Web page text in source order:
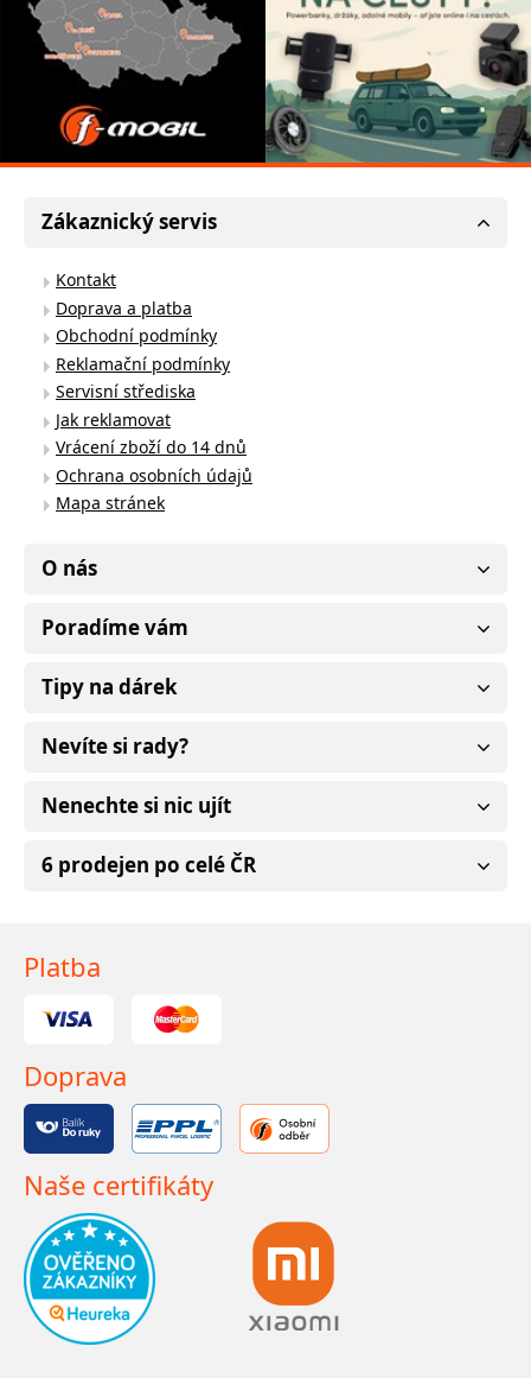
Zákaznický servis
Kontakt
Doprava a platba
Obchodní podmínky
Reklamační podmínky
Servisní střediska
Jak reklamovat
Vrácení zboží do 14 dnů
Ochrana osobních údajů
Mapa stránek
O nás
Poradíme vám
Tipy na dárek
Nevíte si rady?
Nenechte si nic ujít
6 prodejen po celé ČR
Platba
Doprava
Naše certifikáty